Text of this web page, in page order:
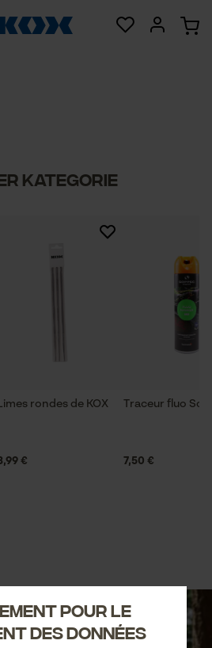
Kategorie
Limes rondes de KOX
€
Traceur fluo
7,50 €
pour le
des données